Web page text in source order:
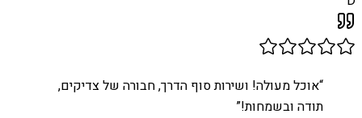
“אוכל מעולה! ושירות סוף הדרך, חבורה של צדיקים,
תודה ובשמחות!”